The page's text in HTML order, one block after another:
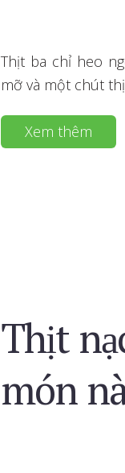
Thịt ba chỉ heo
mỡ và một chút
Xem thêm
Thịt
món